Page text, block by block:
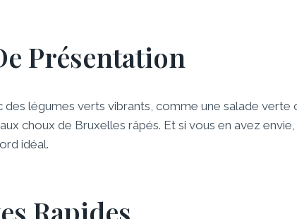
Présentation
des légumes verts vibrants, comme une salade verte
choux de Bruxelles râpés. Et si vous en avez
idéal.
Rapides